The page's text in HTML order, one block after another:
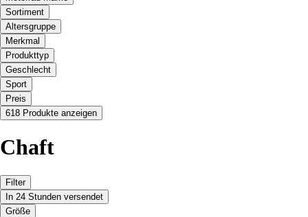
Sortiment
Altersgruppe
Merkmal
Produkttyp
Geschlecht
Sport
Preis
618 Produkte anzeigen
Chaft
Filter
In 24 Stunden versendet
Größe